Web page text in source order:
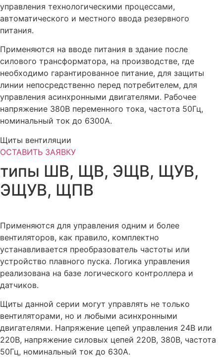
управления технологическими процессами,
автоматического и местного ввода резервного
питания.
Применяются на вводе питания в здание после
силового трансформатора, на производстве, где
необходимо гарантированное питание, для защиты
линии непосредственно перед потребителем, для
управления асинхронными двигателями. Рабочее
напряжение 380В переменного тока, частота 50Гц,
номинальный ток до 6300А.
Щиты вентиляции
ОСТАВИТЬ ЗАЯВКУ
типы ШВ, ЩВ, ЭЩВ, ЩУВ,
ЭЩУВ, ЩПВ
Применяются для управления одним и более
вентиляторов, как правило, комплектно
устанавливается преобразователь частоты или
устройство плавного пуска. Логика управления
реализована на базе логического контроллера и
датчиков.
Щиты данной серии могут управлять не только
вентиляторами, но и любыми асинхронными
двигателями. Напряжение цепей управления 24В или
220В, напряжение силовых цепей 220В, 380В, частота
50Гц, номинальный ток до 630А.